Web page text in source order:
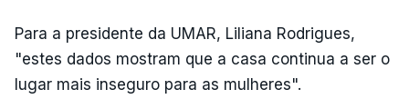
Para a presidente da UMAR, Liliana Rodrigues,
"estes dados mostram que a casa continua a ser o
lugar mais inseguro para as mulheres".